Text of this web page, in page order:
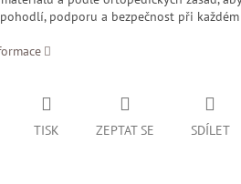
podporu a bezpečnost při
TISK ZEPTAT SE SDÍLET